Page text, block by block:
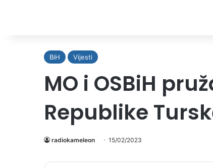
BiH Vijesti
MO i OSBiH
Republike
radiokameleon 15/02/2023